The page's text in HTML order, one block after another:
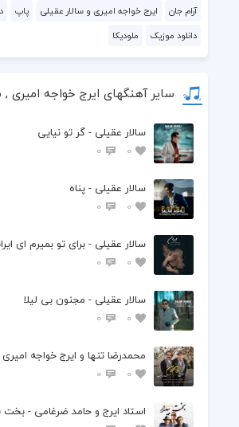
آرام جان ایرج خواجه امیری و سالار عقیلی پاپ
دانلود موزیک
ملودیکا
سایر آهنگهای ایرج خواجه امیری ,
سالار عقیلی - گر تو نیایی
0
0
سالار عقیلی - پناه
0
0
سالار عقیلی - برای تو بمیرم ای
0
0
سالار عقیلی - مجنون بی لیلا
0
0
محمدرضا تنها و ایرج خواجه
0
0
استاد ایرج و حامد ضرغامی - بخت